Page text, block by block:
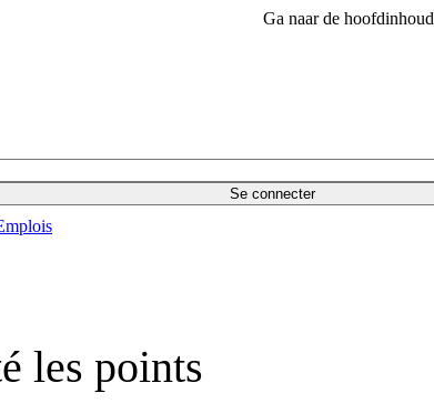
Ga naar de hoofdinhoud
Se connecter
les points